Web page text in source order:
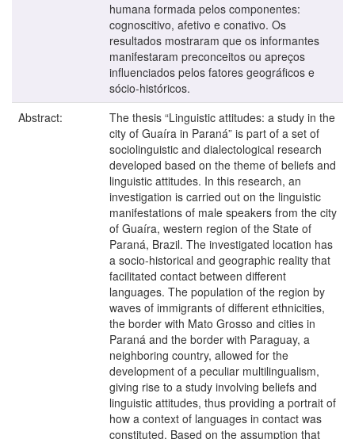
humana formada pelos componentes:
cognoscitivo, afetivo e conativo. Os
resultados mostraram que os informantes
manifestaram preconceitos ou apreços
influenciados pelos fatores geográficos e
sócio-históricos.
Abstract:
The thesis “Linguistic attitudes: a study in the
city of Guaíra in Paraná” is part of a set of
sociolinguistic and dialectological research
developed based on the theme of beliefs and
linguistic attitudes. In this research, an
investigation is carried out on the linguistic
manifestations of male speakers from the city
of Guaíra, western region of the State of
Paraná, Brazil. The investigated location has
a socio-historical and geographic reality that
facilitated contact between different
languages. The population of the region by
waves of immigrants of different ethnicities,
the border with Mato Grosso and cities in
Paraná and the border with Paraguay, a
neighboring country, allowed for the
development of a peculiar multilingualism,
giving rise to a study involving beliefs and
linguistic attitudes, thus providing a portrait of
how a context of languages in contact was
constituted. Based on the assumption that